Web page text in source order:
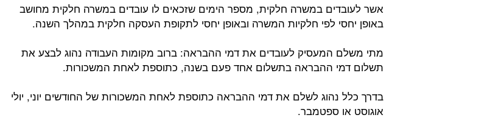
אשר לעובדים במשרה חלקית, מספר הימים שזכאים לו עובדים במשרה חלקית מחושב
באופן יחסי לפי חלקיות המשרה ובאופן יחסי לתקופת העסקה חלקית במהלך השנה.
מתי משלם המעסיק לעובדים את דמי ההבראה: ברוב מקומות העבודה נהוג לבצע את
תשלום דמי ההבראה בתשלום אחד פעם בשנה, כתוספת לאחת המשכורות.
בדרך כלל נהוג לשלם את דמי ההבראה כתוספת לאחת המשכורות של החודשים יוני, יולי
אוגוסט או ספטמבר.